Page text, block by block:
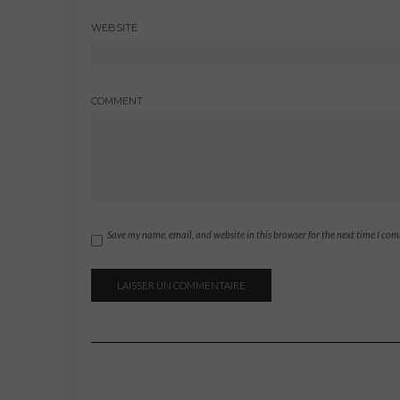
WEBSITE
COMMENT
Save my name, email, and website in this browser for the next time I